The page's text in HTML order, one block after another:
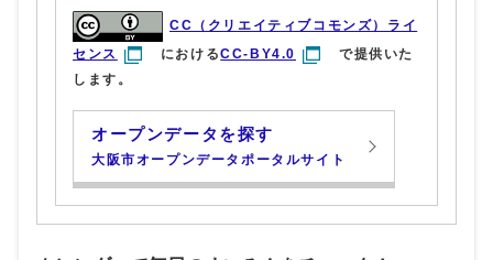
CC（クリエイティブコモンズ）ライ
センス
におけるCC-BY4.0
で提供いた
します。
オープンデータを探す
大阪市オープンデータポータルサイト